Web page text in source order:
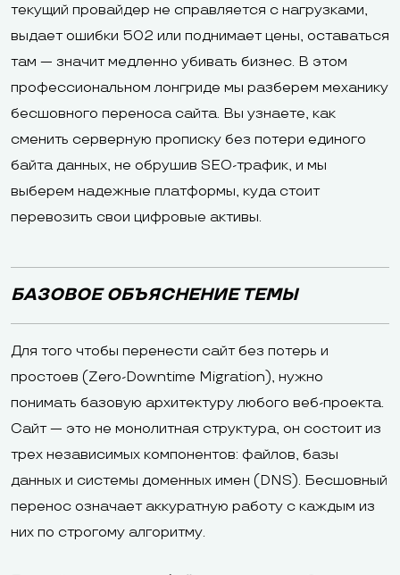
текущий провайдер не справляется с нагрузками,
выдает ошибки 502 или поднимает цены, оставаться
там — значит медленно убивать бизнес. В этом
профессиональном лонгриде мы разберем механику
бесшовного переноса сайта. Вы узнаете, как
сменить серверную прописку без потери единого
байта данных, не обрушив SEO-трафик, и мы
выберем надежные платформы, куда стоит
перевозить свои цифровые активы.
БАЗОВОЕ ОБЪЯСНЕНИЕ ТЕМЫ
Для того чтобы перенести сайт без потерь и
простоев (Zero-Downtime Migration), нужно
понимать базовую архитектуру любого веб-проекта.
Сайт — это не монолитная структура, он состоит из
трех независимых компонентов: файлов, базы
данных и системы доменных имен (DNS). Бесшовный
перенос означает аккуратную работу с каждым из
них по строгому алгоритму.